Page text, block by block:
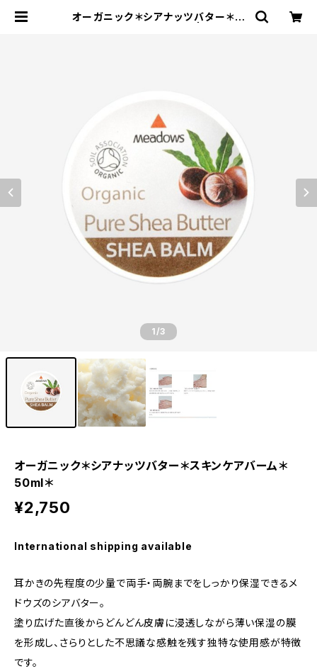
オーガニック＊シアナッツバター＊ス
1/3
オーガニック＊シアナッツバター＊スキンケアバーム＊
50ml＊
¥2,750
International shipping available
耳かきの先程度の少量で両手・両腕までをしっかり保湿できるメ
ドウズのシアバター。
塗り広げた直後からどんどん皮膚に浸透しながら薄い保湿の膜
を形成し、さらりとした不思議な感触を残す独特な使用感が特徴
です。